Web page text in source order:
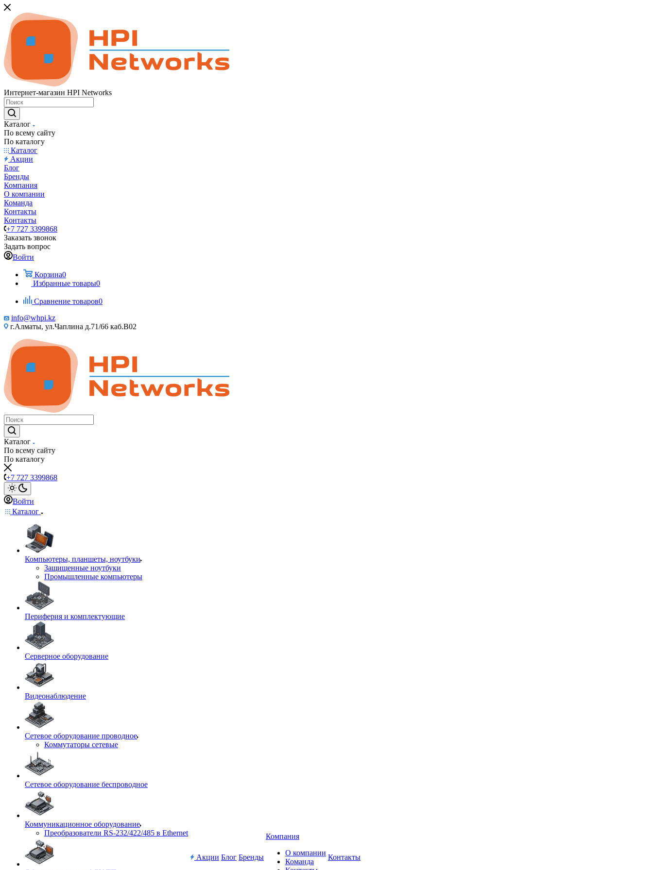
Интернет-магазин HPI Networks
Каталог
По всему сайту
По каталогу
Каталог
Акции
Блог
Бренды
Компания
О компании
Команда
Контакты
Контакты
+7 727 3399868
Заказать звонок
Задать вопрос
Войти
Корзина0
Избранные товары0
Сравнение товаров0
info@whpi.kz
г.Алматы, ул.Чаплина д.71/66 каб.B02
Каталог
По всему сайту
По каталогу
+7 727 3399868
Войти
Каталог
Компьютеры, планшеты, ноутбуки
Защищенные ноутбуки
Промышленные компьютеры
Периферия и комплектующие
Серверное оборудование
Видеонаблюдение
Сетевое оборудование проводное
Коммутаторы сетевые
Сетевое оборудование беспроводное
Коммуникационное оборудование
Преобразователи RS-232/422/485 в Ethernet
Акции Блог Бренды
Компания
О компании
Команда
Контакты